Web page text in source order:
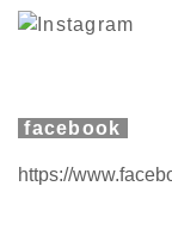
facebook
https://